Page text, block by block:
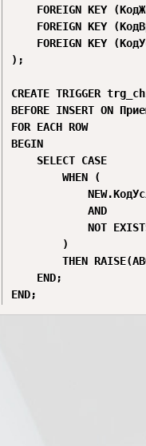
FOREIGN KEY
FOREIGN KEY
FOREIGN KEY
);
CREATE TRIGGER
BEFORE INSERT ON
FOR EACH ROW
BEGIN
    SELECT CASE
        WHEN (
            AND
NOT
        )
THEN
    END;
END;